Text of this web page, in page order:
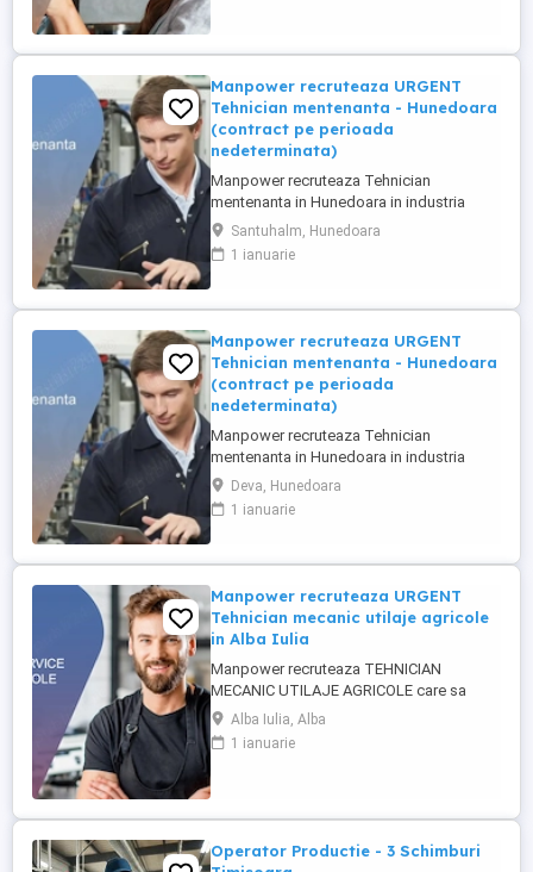
Bogda, ...
Manpower recruteaza URGENT
Tehnician mentenanta - Hunedoara
(contract pe perioada
nedeterminata)
Manpower recruteaza Tehnician
mentenanta in Hunedoara in industria
automotive. Responsabilitati principale: -
Analizarea si executarea lucrarilor de
reparatie, intretinere si revizie; - Verificarea
la testarea sistemelor complexe, utilizand
Santuhalm, Hunedoara
1 ianuarie
Manpower recruteaza URGENT
Tehnician mentenanta - Hunedoara
(contract pe perioada
nedeterminata)
Manpower recruteaza Tehnician
mentenanta in Hunedoara in industria
automotive. Responsabilitati principale: -
Analizarea si executarea lucrarilor de
reparatie, intretinere si revizie; - Verificarea
la testarea sistemelor complexe, utilizand
Deva, Hunedoara
1 ianuarie
Manpower recruteaza URGENT
Tehnician mecanic utilaje agricole
in Alba Iulia
Manpower recruteaza TEHNICIAN
MECANIC UTILAJE AGRICOLE care sa
participe la asigurarea mentenantei,
diagnosticarii si repararii utilajelor agricole
(ex: tractoare, combine), astfel incat
principale: - Efectueaza diagnoza tehnica
Alba Iulia, Alba
1 ianuarie
Operator Productie - 3 Schimburi